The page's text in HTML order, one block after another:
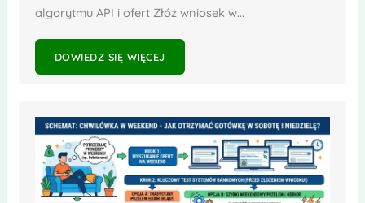
algorytmu API i ofert Złóż wniosek w...
DOWIEDZ SIĘ WIĘCEJ